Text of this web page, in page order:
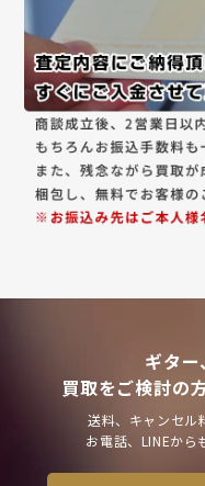
ギタ
買取をご検討の
送料、キャンセル
お電話、LINEから